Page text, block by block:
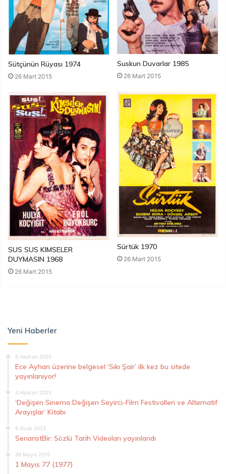
Sütçünün Rüyası 1974
26 Mart 2015
Suskun Duvarlar 1985
26 Mart 2015
SUS SUS KIMSELER
DUYMASIN 1968
26 Mart 2015
Sürtük 1970
26 Mart 2015
Yeni Haberler
5 Haziran 2025
Ece Ayhan üzerine belgesel ‘Sıkı Şair’ ilk kez bu sitede
yayınlanıyor!
4 Haziran 2025
‘Değişen Sinema Değişen Seyirci-Film Festivalleri ve Alternatif
Arayışlar’ Kitabı
6 Ocak 2023
SenaristBir: Sözlü Tarih Videoları yayınlandı
30 Mayıs 2015
1 Mayıs 77 (1977)